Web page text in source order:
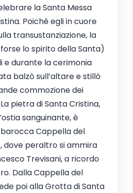
la Santa Messa
Poiché egli in cuore
transustanziazione, la
lo spirito della Santa)
e durante la cerimonia
balzò sull’altare e stillò
commozione dei
pietra di Santa Cristina,
sanguinante, è
Cappella del
dove peraltro si ammira
Trevisani, a ricordo
Dalla Cappella del
poi alla Grotta di Santa